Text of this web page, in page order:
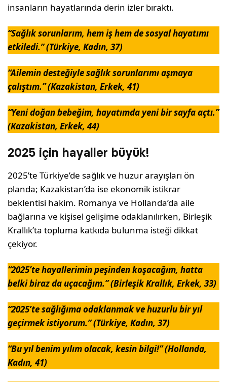
insanların hayatlarında derin izler bıraktı.
“Sağlık sorunlarım, hem iş hem de sosyal hayatımı
etkiledi.” (Türkiye, Kadın, 37)
“Ailemin desteğiyle sağlık sorunlarımı aşmaya
çalıştım.” (Kazakistan, Erkek, 41)
“Yeni doğan bebeğim, hayatımda yeni bir sayfa açtı.”
(Kazakistan, Erkek, 44)
2025 için hayaller büyük!
2025’te Türkiye’de sağlık ve huzur arayışları ön
planda; Kazakistan’da ise ekonomik istikrar
beklentisi hakim. Romanya ve Hollanda’da aile
bağlarına ve kişisel gelişime odaklanılırken, Birleşik
Krallık’ta topluma katkıda bulunma isteği dikkat
çekiyor.
“2025’te hayallerimin peşinden koşacağım, hatta
belki biraz da uçacağım.” (Birleşik Krallık, Erkek, 33)
“2025’te sağlığıma odaklanmak ve huzurlu bir yıl
geçirmek istiyorum.” (Türkiye, Kadın, 37)
“Bu yıl benim yılım olacak, kesin bilgi!” (Hollanda,
Kadın, 41)